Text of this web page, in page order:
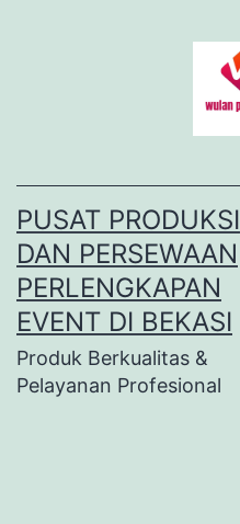
PUSAT PRODUKSI
DAN PERSEWAAN
PERLENGKAPAN
EVENT DI BEKASI
Produk Berkualitas &
Pelayanan Profesional